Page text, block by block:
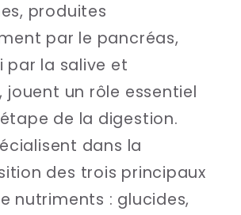
produites
par le pancréas,
par la salive et
jouent un rôle essentiel
de la digestion.
dans la
des trois principaux
nutriments : glucides,